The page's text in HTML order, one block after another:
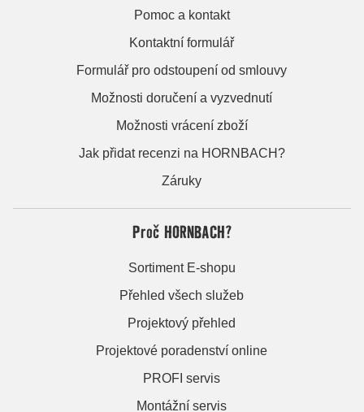
Pomoc a kontakt
Kontaktní formulář
Formulář pro odstoupení od smlouvy
Možnosti doručení a vyzvednutí
Možnosti vrácení zboží
Jak přidat recenzi na HORNBACH?
Záruky
Proč HORNBACH?
Sortiment E-shopu
Přehled všech služeb
Projektový přehled
Projektové poradenství online
PROFI servis
Montážní servis